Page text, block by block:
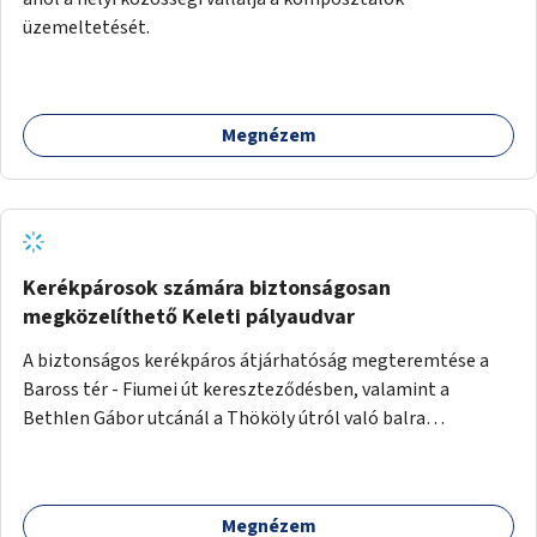
üzemeltetését.
Megnézem
Kerékpárosok számára biztonságosan
megközelíthető Keleti pályaudvar
A biztonságos kerékpáros átjárhatóság megteremtése a
Baross tér - Fiumei út kereszteződésben, valamint a
Bethlen Gábor utcánál a Thököly útról való balra
Megnézem